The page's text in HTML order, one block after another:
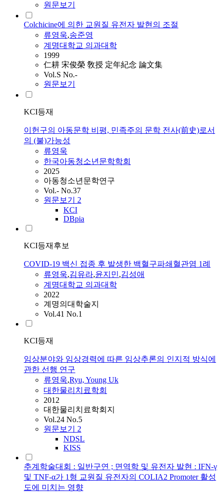
원문보기
Colchicine에 의한 교원질 유전자 발현의 조절
류영욱,송준영
계명대학교 의과대학
1999
仁耕 宋俊榮 敎授 定年紀念 論文集
Vol.S No.-
원문보기
KCI등재
이헌구의 아동문학 비평, 민족주의 문학 전사(前史)로서
의 (불)가능성
류영욱
한국아동청소년문학학회
2025
아동청소년문학연구
Vol.- No.37
원문보기 2
KCI
DBpia
KCI등재후보
COVID-19 백신 접종 후 발생한 백혈구파쇄혈관염 1례
류영욱,김유라,윤지민,김성애
계명대학교 의과대학
2022
계명의대학술지
Vol.41 No.1
KCI등재
임상분야와 임상경력에 따른 임상추론의 인지적 방식에
관한 선행 연구
류영욱,Ryu, Young Uk
대한물리치료학회
2012
대한물리치료학회지
Vol.24 No.5
원문보기 2
NDSL
KISS
추계학술대회 : 일반구연 ; 면역학 및 유전자 발현 : IFN-γ
및 TNF-α가 1형 교원질 유전자의 COLIA2 Promoter 활성
도에 미치는 영향